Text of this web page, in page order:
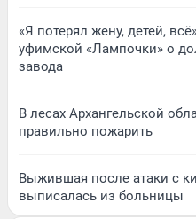
«Я потерял жену, детей,
уфимской «Лампочки» о
завода
В лесах Архангельской
правильно пожарить
Выжившая после атаки с
выписалась из больницы